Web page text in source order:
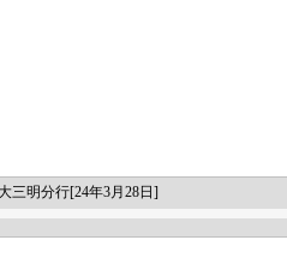
三明分行[24年3月28日]